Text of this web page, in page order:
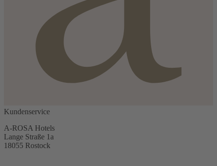
Kundenservice
A-ROSA Hotels
Lange Straße 1a
18055 Rostock